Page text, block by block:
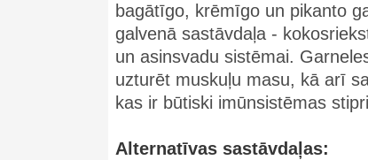
bagātīgo, krēmīgo un pikanto
galvenā sastāvdaļa -
un asinsvadu sistēmai.
uzturēt muskuļu masu, kā arī
kas ir būtiski imūnsistēmas
Alternatīvas sastāvdaļas: